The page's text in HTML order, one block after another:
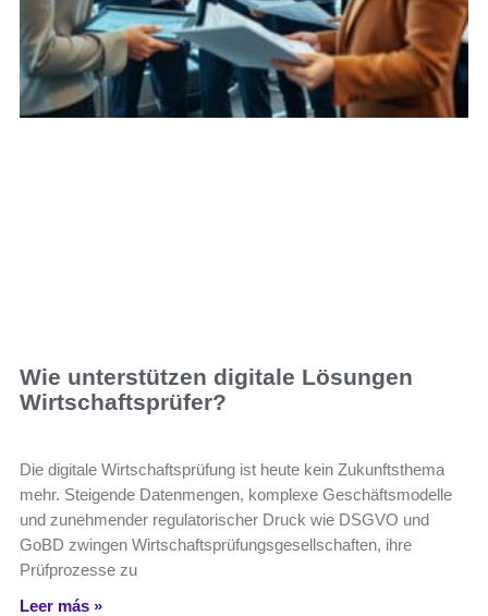
Wie unterstützen digitale Lösungen
Wirtschaftsprüfer?
Die digitale Wirtschaftsprüfung ist heute kein Zukunftsthema
mehr. Steigende Datenmengen, komplexe Geschäftsmodelle
und zunehmender regulatorischer Druck wie DSGVO und
GoBD zwingen Wirtschaftsprüfungsgesellschaften, ihre
Prüfprozesse zu
Leer más »